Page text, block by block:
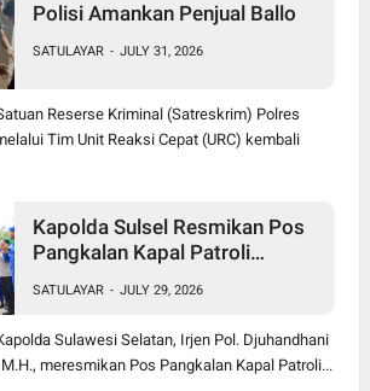
Polisi Amankan Penjual Ballo
SATULAYAR - JULY 31, 2026
Reserse Kriminal (Satreskrim) Polres
Tim Unit Reaksi Cepat (URC) kembali
Kapolda Sulsel Resmikan Pos
Pangkalan Kapal Patroli
SATULAYAR - JULY 29, 2026
Sulawesi Selatan, Irjen Pol. Djuhandhani
M.H., meresmikan Pos Pangkalan Kapal Patroli...